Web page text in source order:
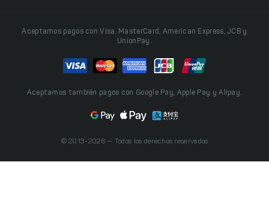
Aceptamos pagos con Visa, MasterCard, American Express, JCB y
UnionPay.
Aceptamos también pagos con Google Pay, Apple Pay y Alipay.
© 2013-2026 — Todos los derechos reservados